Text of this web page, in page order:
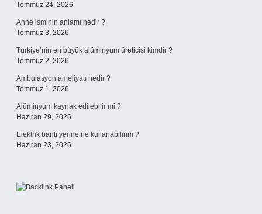
Temmuz 24, 2026
Anne isminin anlamı nedir ?
Temmuz 3, 2026
Türkiye’nin en büyük alüminyum üreticisi kimdir ?
Temmuz 2, 2026
Ambulasyon ameliyatı nedir ?
Temmuz 1, 2026
Alüminyum kaynak edilebilir mi ?
Haziran 29, 2026
Elektrik bantı yerine ne kullanabilirim ?
Haziran 23, 2026